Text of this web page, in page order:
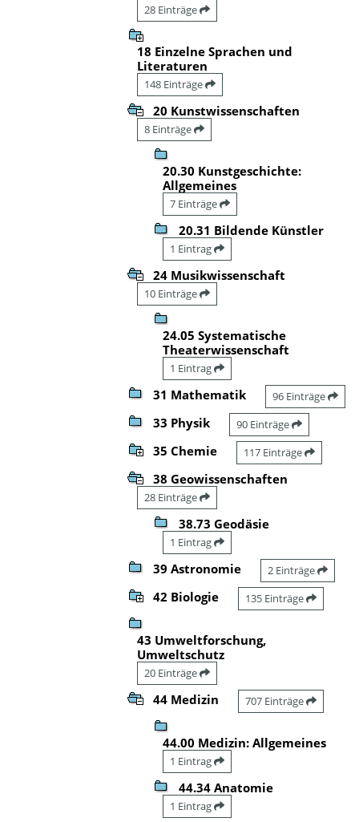
28 Einträge
18 Einzelne Sprachen und
Literaturen
148 Einträge
20 Kunstwissenschaften
8 Einträge
20.30 Kunstgeschichte:
Allgemeines
7 Einträge
20.31 Bildende Künstler
1 Eintrag
24 Musikwissenschaft
10 Einträge
24.05 Systematische
Theaterwissenschaft
1 Eintrag
31 Mathematik 96 Einträge
33 Physik 90 Einträge
35 Chemie 117 Einträge
38 Geowissenschaften
28 Einträge
38.73 Geodäsie
1 Eintrag
39 Astronomie 2 Einträge
42 Biologie 135 Einträge
43 Umweltforschung,
Umweltschutz
20 Einträge
44 Medizin 707 Einträge
44.00 Medizin: Allgemeines
1 Eintrag
44.34 Anatomie
1 Eintrag